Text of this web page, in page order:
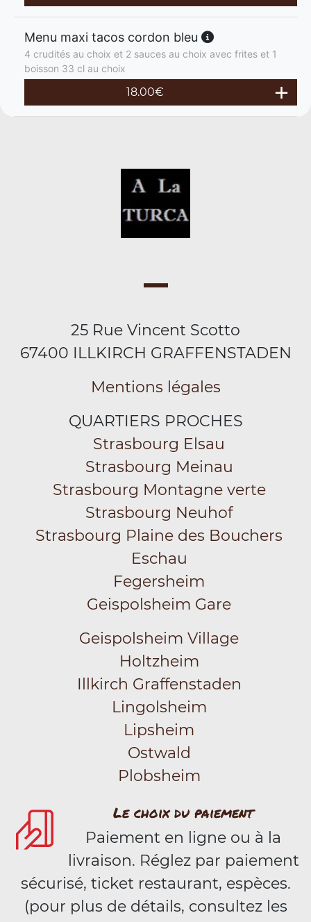
Menu maxi tacos cordon bleu
4 crudités au choix et 2 sauces au choix avec frites et 1
boisson 33 cl au choix
18.00€
25 Rue Vincent Scotto
67400 ILLKIRCH GRAFFENSTADEN
Mentions légales
QUARTIERS PROCHES
Strasbourg Elsau
Strasbourg Meinau
Strasbourg Montagne verte
Strasbourg Neuhof
Strasbourg Plaine des Bouchers
Eschau
Fegersheim
Geispolsheim Gare
Geispolsheim Village
Holtzheim
Illkirch Graffenstaden
Lingolsheim
Lipsheim
Ostwald
Plobsheim
Le choix du paiement
Paiement en ligne ou à la
livraison. Réglez par paiement
sécurisé, ticket restaurant, espèces.
(pour plus de détails, consultez les